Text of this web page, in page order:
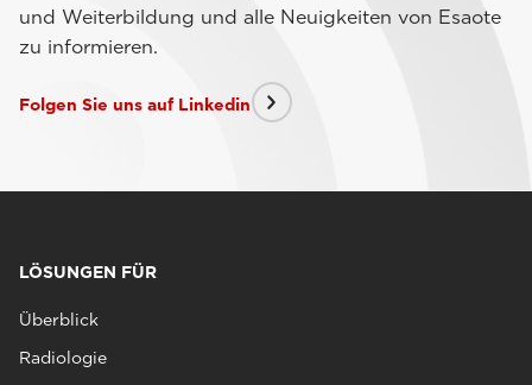
und Weiterbildung und alle Neuigkeiten von Esaote
zu informieren.
Folgen Sie uns auf Linkedin
LÖSUNGEN FÜR
Überblick
Radiologie